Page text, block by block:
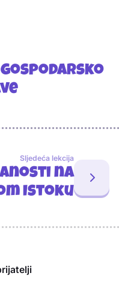
Sljedeća lekcija
na
Istoku